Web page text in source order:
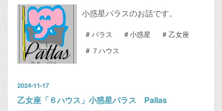
小惑星パラスのお話です。
# パラス #小惑星 # 乙女座
# ７ハウス
2024-11-17
乙女座「６ハウス」小惑星パラス Pallas